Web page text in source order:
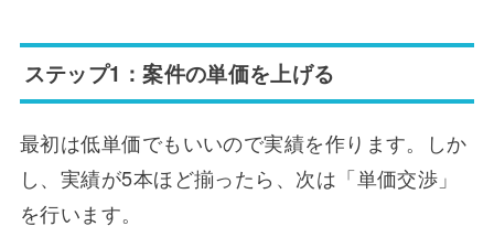
ステップ1：案件の単価を上げる
最初は低単価でもいいので実績を作ります。しか
し、実績が5本ほど揃ったら、次は「単価交渉」
を行います。